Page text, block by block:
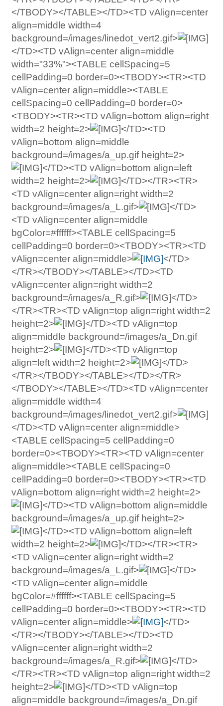
</TBODY></TABLE></TD><TD vAlign=center
align=middle width=4
background=/images/linedot_vert2.gif>
</TD><TD vAlign=center align=middle
width="33%"><TABLE cellSpacing=5
cellPadding=0 border=0><TBODY><TR><TD
vAlign=center align=middle><TABLE
cellSpacing=0 cellPadding=0 border=0>
<TBODY><TR><TD vAlign=bottom align=right
width=2 height=2>
</TD><TD
vAlign=bottom align=middle
background=/images/a_up.gif height=2>
</TD><TD vAlign=bottom align=left
width=2 height=2>
</TD></TR><TR>
<TD vAlign=center align=right width=2
background=/images/a_L.gif>
</TD>
<TD vAlign=center align=middle
bgColor=#ffffff><TABLE cellSpacing=5
cellPadding=0 border=0><TBODY><TR><TD
vAlign=center align=middle>
</TD>
</TR></TBODY></TABLE></TD><TD
vAlign=center align=right width=2
background=/images/a_R.gif>
</TD>
</TR><TR><TD vAlign=top align=right width=2
height=2>
</TD><TD vAlign=top
align=middle background=/images/a_Dn.gif
height=2>
</TD><TD vAlign=top
align=left width=2 height=2>
</TD>
</TR></TBODY></TABLE></TD></TR>
</TBODY></TABLE></TD><TD vAlign=center
align=middle width=4
background=/images/linedot_vert2.gif>
</TD><TD vAlign=center align=middle>
<TABLE cellSpacing=5 cellPadding=0
border=0><TBODY><TR><TD vAlign=center
align=middle><TABLE cellSpacing=0
cellPadding=0 border=0><TBODY><TR><TD
vAlign=bottom align=right width=2 height=2>
</TD><TD vAlign=bottom align=middle
background=/images/a_up.gif height=2>
</TD><TD vAlign=bottom align=left
width=2 height=2>
</TD></TR><TR>
<TD vAlign=center align=right width=2
background=/images/a_L.gif>
</TD>
<TD vAlign=center align=middle
bgColor=#ffffff><TABLE cellSpacing=5
cellPadding=0 border=0><TBODY><TR><TD
vAlign=center align=middle>
</TD>
</TR></TBODY></TABLE></TD><TD
vAlign=center align=right width=2
background=/images/a_R.gif>
</TD>
</TR><TR><TD vAlign=top align=right width=2
height=2>
</TD><TD vAlign=top
align=middle background=/images/a_Dn.gif